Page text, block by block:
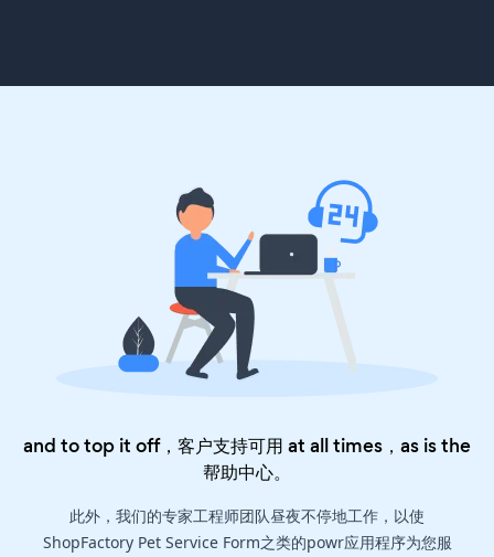
and to top it off，客户支持可用 at all times，as is the
帮助中心。
此外，我们的专家工程师团队昼夜不停地工作，以使
ShopFactory Pet Service Form之类的powr应用程序为您服